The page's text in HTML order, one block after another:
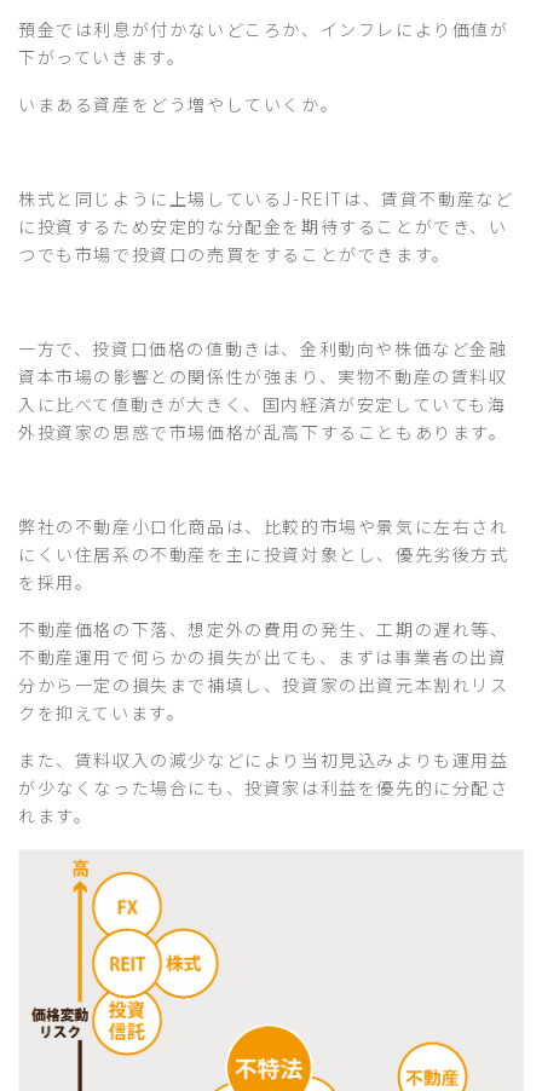
預金では利息が付かないどころか、インフレにより価値が
下がっていきます。
いまある資産をどう増やしていくか。
株式と同じように上場しているJ-REITは、賃貸不動産など
に投資するため安定的な分配金を期待することができ、い
つでも市場で投資口の売買をすることができます。
一方で、投資口価格の値動きは、金利動向や株価など金融
資本市場の影響との関係性が強まり、実物不動産の賃料収
入に比べて値動きが大きく、国内経済が安定していても海
外投資家の思惑で市場価格が乱高下することもあります。
弊社の不動産小口化商品は、比較的市場や景気に左右され
にくい住居系の不動産を主に投資対象とし、優先劣後方式
を採用。
不動産価格の下落、想定外の費用の発生、工期の遅れ等、
不動産運用で何らかの損失が出ても、まずは事業者の出資
分から一定の損失まで補填し、投資家の出資元本割れリス
クを抑えています。
また、賃料収入の減少などにより当初見込みよりも運用益
が少なくなった場合にも、投資家は利益を優先的に分配さ
れます。